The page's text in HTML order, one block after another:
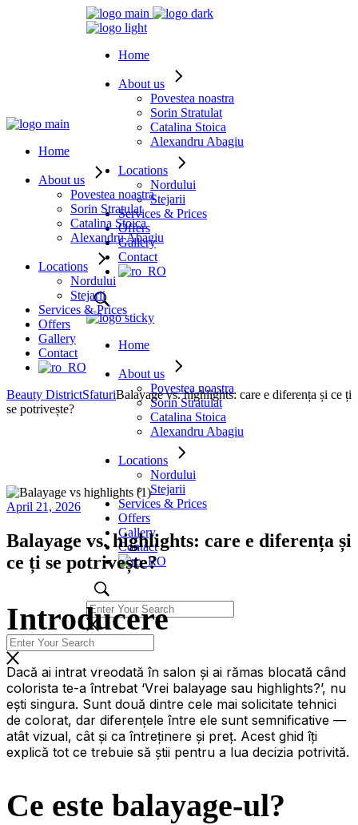
Home
About us
Povestea noastra
Sorin Stratulat
Catalina Stoica
Alexandru Abagiu
Locations
Nordului
Stejarii
Services & Prices
Offers
Gallery
Contact
Home
About us
Povestea noastra
Sorin Stratulat
Catalina Stoica
Alexandru Abagiu
Locations
Nordului
Stejarii
Services & Prices
Offers
Gallery
Contact
Home
About us
Povestea noastra
Sorin Stratulat
Catalina Stoica
Alexandru Abagiu
Locations
Nordului
Stejarii
Services & Prices
Offers
Gallery
Contact
Beauty DistrictSfaturiBalayage vs. highlights: care e diferența și ce ți
se potrivește?
April 21, 2026
Balayage vs. highlights: care e diferența și
ce ți se potrivește?
Introducere
Dacă ai intrat vreodată în salon și ai rămas blocată când
colorista te-a întrebat ‘Vrei balayage sau highlights?’, nu
ești singura. Sunt două dintre cele mai solicitate tehnici
de colorat, dar diferențele între ele sunt semnificative —
atât vizual, cât și ca întreținere și preț. Acest ghid îți
explică tot ce trebuie să știi pentru a lua decizia potrivită.
Ce este balayage-ul?